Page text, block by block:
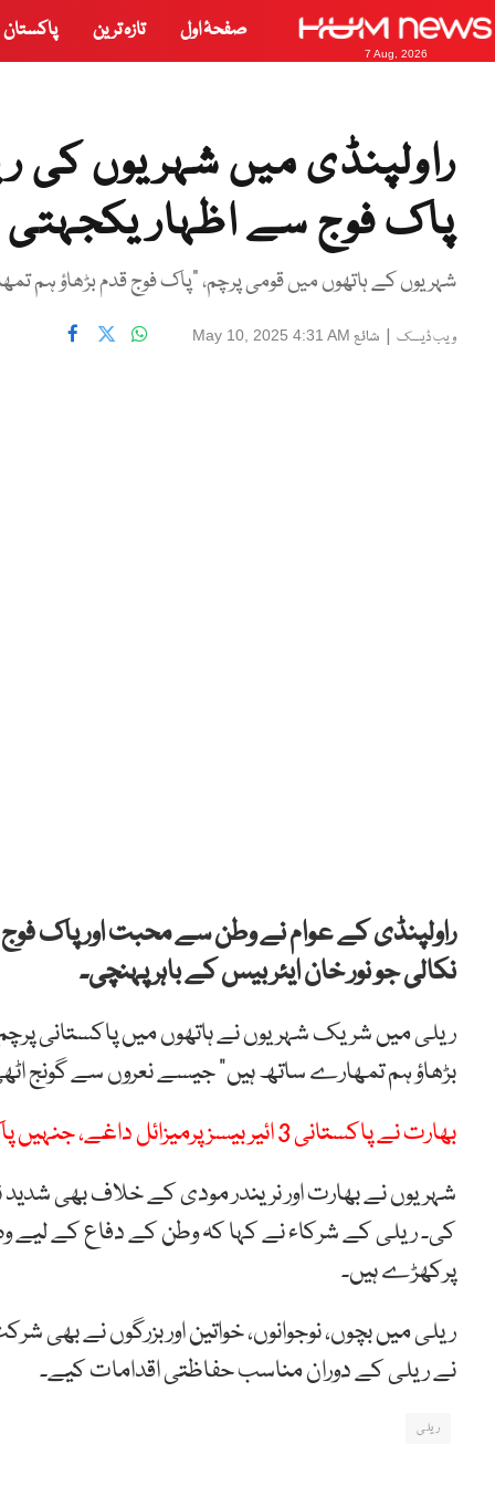
7 Aug, 2026
صفحۂ اول تازہ ترین پاکستان
راولپنڈی میں شہریوں کی
پاک فوج سے اظہار یکجہتی
شہریوں کے ہاتھوں میں قومی پرچم، "پاک فوج قدم بڑھاؤ ہم
ویب ڈیسک | شائع May 10, 2025 4:31 AM
راولپنڈی کے عوام نے وطن سے محبت اور پاک
نکالی جو نور خان ایئر بیس کے باہر پہنچی۔
ریلی میں شریک شہریوں نے ہاتھوں میں پاکستانی پرچم
بڑھاؤ ہم تمھارے ساتھ ہیں” جیسے نعروں سے گونج
بھارت نے پاکستانی 3 ائیر بیسز پرمیزائل داغے، جنہیں پاک فوج نے ناکام بنادیا، ڈی جی آئی ایس پی آر
شہریوں نے بھارت اور نریندر مودی کے خلاف بھی
کی۔ ریلی کے شرکاء نے کہا کہ وطن کے دفاع کے لیے وہ
پرکھڑے ہیں۔
ریلی میں بچوں، نوجوانوں، خواتین اور بزرگوں نے بھی
نے ریلی کے دوران مناسب حفاظتی اقدامات کیے۔
ریلی